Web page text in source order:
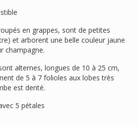
en grappes, sont de petites
et arborent une belle couleur jaune
champagne.
alternes, longues de 10 à 25 cm,
de 5 à 7 folioles aux lobes très
est denté.
5 pétales